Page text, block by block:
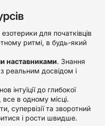
для початківців
ритмі, в будь-який
наставниками. Знання
реальним досвідом і
інтуїції до глибокої
все в одному місці.
супервізії та зворотний
і рости швидше.